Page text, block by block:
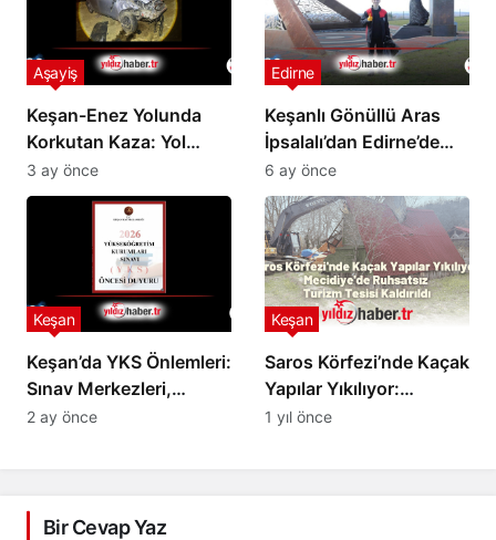
Keşan-Enez Yolunda
Korkutan Kaza: Yol
Çalışmaları Can
Yakmaya Devam Ediyor
Aşayiş
3 ay önce
Keşanlı Gönüllü Aras
İpsalalı’dan Edirne’de
Örnek Çevre Temizliği
Hareketi
Edirne
6 ay önce
Keşan’da YKS Önlemleri:
Sınav Merkezleri,
Saatler ve İlçe Nüfus
Keşan
2 ay önce
Saros Körfezi’nde Kaçak
Yapılar Yıkılıyor:
Mecidiye’de Ruhsatsız
Keşan
1 yıl önce
Bir Cevap Yaz